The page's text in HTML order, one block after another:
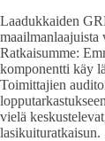
Laadukkaiden
maailmanlaajuista
Ratkaisumme:
komponentti käy
Toimittajien
vielä
lasikuituratkaisun.